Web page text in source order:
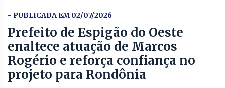
- PUBLICADA EM 02/07/2026
Prefeito de Espigão do Oeste
enaltece atuação de Marcos
Rogério e reforça confiança no
projeto para Rondônia